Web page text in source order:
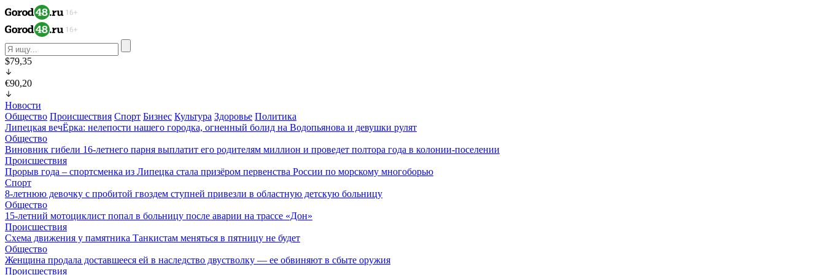
$79,35
€90,20
Новости
Общество Происшествия Спорт Бизнес Культура Здоровье Политика
Липецкая вечЁрка: нелепости нашего городка, огненный болид на Водопьянова и девушки рулят
Общество
Виновник гибели 16-летнего парня выплатит его родителям миллион и проведет полтора года в колонии-поселении
Происшествия
Прорыв года – спортсменка из Липецка стала призёром первенства России по морскому многоборью
Спорт
8-летнюю девочку с пробитой гвоздем ступней привезли в областную детскую больницу
Общество
15-летний мотоциклист попал в больницу после аварии на трассе «Дон»
Происшествия
Схема движения у памятника Танкистам меняться в пятницу не будет
Общество
Женщина продала доставшееся ей в наследство двустволку — ее обвиняют в сбыте оружия
Происшествия